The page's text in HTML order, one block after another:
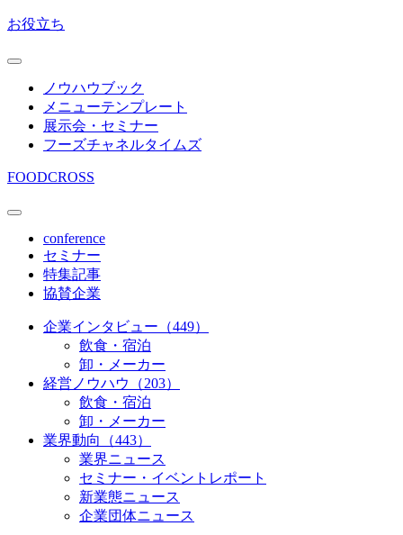
お役立ち
ノウハウブック
メニューテンプレート
展示会・セミナー
フーズチャネルタイムズ
FOODCROSS
conference
セミナー
特集記事
協賛企業
企業インタビュー（449）
飲食・宿泊
卸・メーカー
経営ノウハウ（203）
飲食・宿泊
卸・メーカー
業界動向（443）
業界ニュース
セミナー・イベントレポート
新業態ニュース
企業団体ニュース